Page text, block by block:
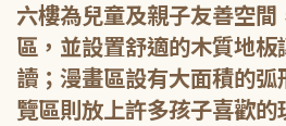
六樓為兒童及親子友善空
區，並設置舒適的木質地
讀；漫畫區設有大面積的
覽區則放上許多孩子喜歡的